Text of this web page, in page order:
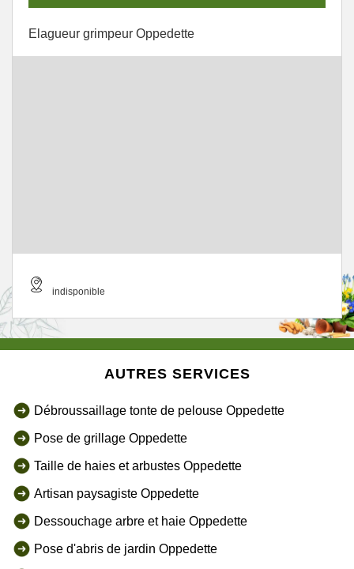
Elagueur grimpeur Oppedette
indisponible
AUTRES SERVICES
Débroussaillage tonte de pelouse Oppedette
Pose de grillage Oppedette
Taille de haies et arbustes Oppedette
Artisan paysagiste Oppedette
Dessouchage arbre et haie Oppedette
Pose d'abris de jardin Oppedette